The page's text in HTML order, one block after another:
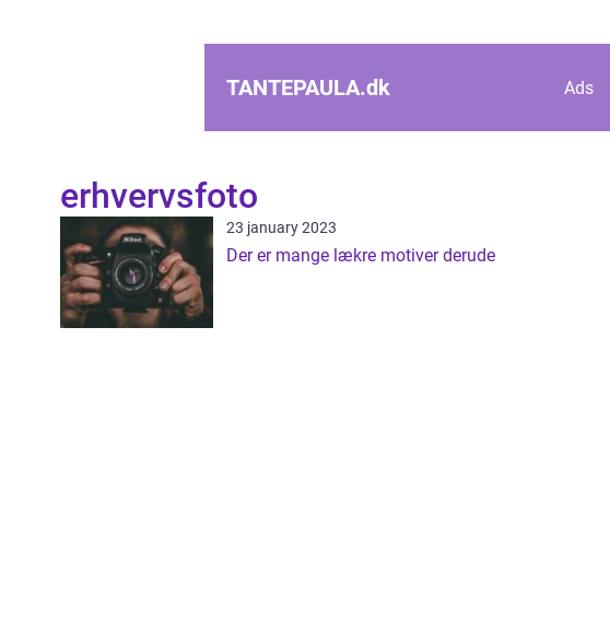
TANTEPAULA.dk Ads
erhvervsfoto
23 january 2023
Der er mange lækre motiver derude